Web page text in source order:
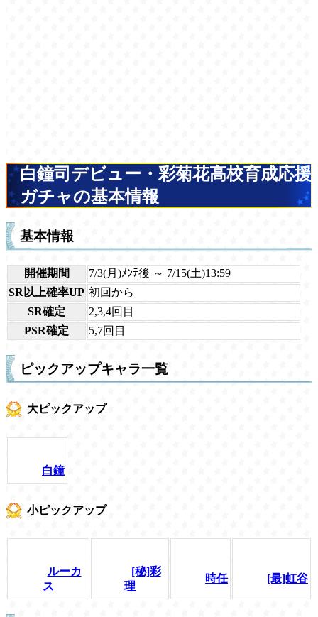
白鐘司デビュー・彩菊花高校育成応援
ガチャの基本情報
基本情報
開催期間
7/3(月)ﾒﾝﾃ後 ～ 7/15(土)13:59
SR以上確率UP 初回から
SR確定
2,3,4回目
PSR確定
5,7回目
ピックアップキャラ一覧
大ピックアップ
白鐘
小ピックアップ
ルーカ
ス
[秘]彩
理
時任 [最]虹谷